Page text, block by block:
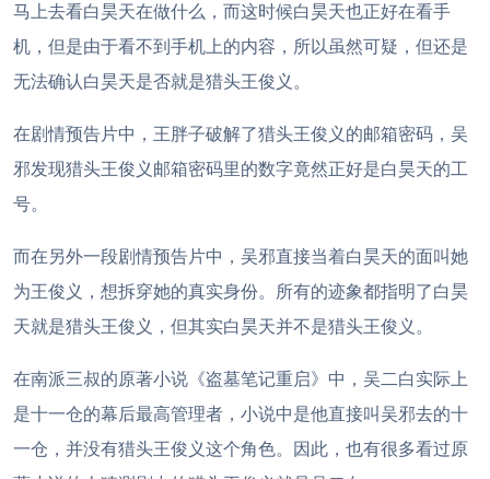
马上去看白昊天在做什么，而这时候白昊天也正好在看手
机，但是由于看不到手机上的内容，所以虽然可疑，但还是
无法确认白昊天是否就是猎头王俊义。
在剧情预告片中，王胖子破解了猎头王俊义的邮箱密码，吴
邪发现猎头王俊义邮箱密码里的数字竟然正好是白昊天的工
号。
而在另外一段剧情预告片中，吴邪直接当着白昊天的面叫她
为王俊义，想拆穿她的真实身份。所有的迹象都指明了白昊
天就是猎头王俊义，但其实白昊天并不是猎头王俊义。
在南派三叔的原著小说《盗墓笔记重启》中，吴二白实际上
是十一仓的幕后最高管理者，小说中是他直接叫吴邪去的十
一仓，并没有猎头王俊义这个角色。因此，也有很多看过原